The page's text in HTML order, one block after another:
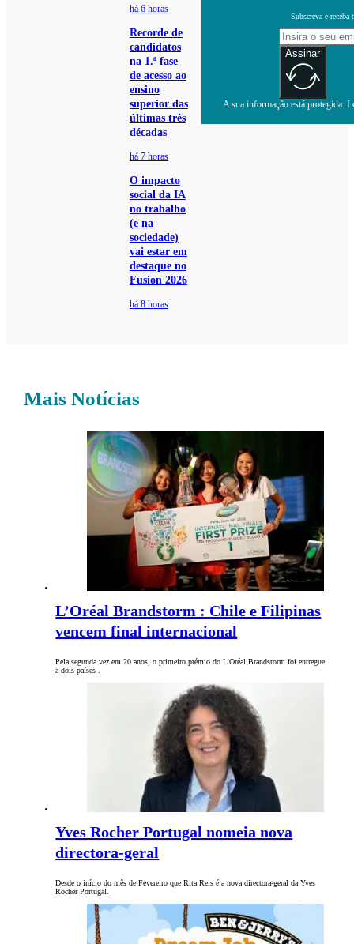
há 6 horas
Recorde de
candidatos
na 1.ª fase
de acesso ao
ensino
superior das
últimas três
décadas
há 7 horas
O impacto
social da IA
no trabalho
(e na
sociedade)
vai estar em
destaque no
Fusion 2026
há 8 horas
Subscreva e receba
Assinar
A sua informação está protegida.
Mais Notícias
L’Oréal Brandstorm : Chile e Filipinas
vencem final internacional
Pela segunda vez em 20 anos, o primeiro prémio do L’Oréal Brandstorm foi entregue
a dois países .
Yves Rocher Portugal nomeia nova
directora-geral
Desde o início do mês de Fevereiro que Rita Reis é a nova directora-geral da Yves
Rocher Portugal.